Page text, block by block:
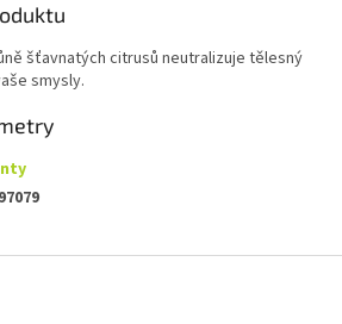
šťavnatých citrusů neutralizuje tělesný
smysly.